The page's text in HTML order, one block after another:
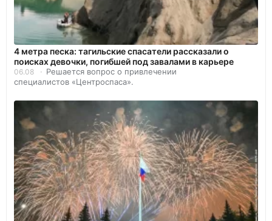
4 метра песка: тагильские спасатели рассказали о
поисках девочки, погибшей под завалами в карьере
06.08
Решается вопрос о привлечении
специалистов «Центроспаса».